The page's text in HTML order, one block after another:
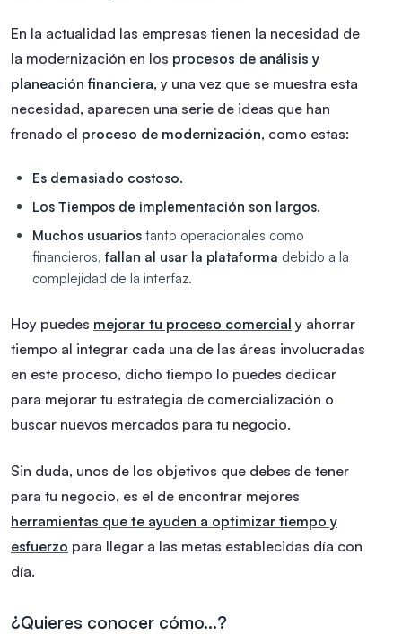
En la actualidad las empresas tienen la necesidad de
la modernización en los procesos de análisis y
planeación financiera, y una vez que se muestra esta
necesidad, aparecen una serie de ideas que han
frenado el proceso de modernización, como estas:
Es demasiado costoso.
Los Tiempos de implementación son largos.
Muchos usuarios tanto operacionales como
financieros, fallan al usar la plataforma debido a la
complejidad de la interfaz.
Hoy puedes mejorar tu proceso comercial y ahorrar
tiempo al integrar cada una de las áreas involucradas
en este proceso, dicho tiempo lo puedes dedicar
para mejorar tu estrategia de comercialización o
buscar nuevos mercados para tu negocio.
Sin duda, unos de los objetivos que debes de tener
para tu negocio, es el de encontrar mejores
herramientas que te ayuden a optimizar tiempo y
esfuerzo para llegar a las metas establecidas día con
día.
¿Quieres conocer cómo…?